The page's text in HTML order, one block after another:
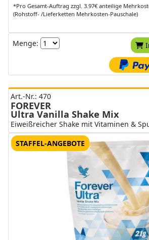
*Pro Gesamt-Auftrag zzgl. 3.97€ anteilige
(Rohstoff- /Lieferketten Mehrkosten-Pauschale)
Menge:
Art.-Nr.: 470
FOREVER
Ultra Vanilla Shake Mix
Eiweißreicher Shake mit Vitaminen &
STAFFEL-ANGEBOTE